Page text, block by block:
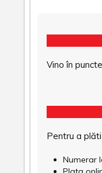
Vino în
Pentru a
Numerar